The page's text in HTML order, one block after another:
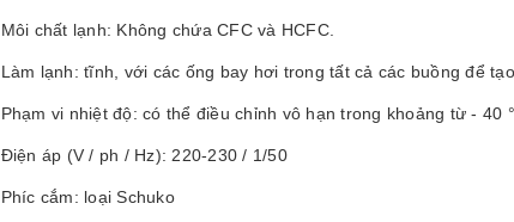
Môi chất lạnh: Không chứa CFC và HCFC.
Làm lạnh: tĩnh, với các ống bay hơi trong tất cả các buồng để
Phạm vi nhiệt độ: có thể điều chỉnh vô hạn trong khoảng từ - 40
Điện áp (V / ph / Hz): 220-230 / 1/50
Phíc cắm: loại Schuko